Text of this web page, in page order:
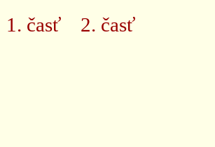
1. časť 2. časť